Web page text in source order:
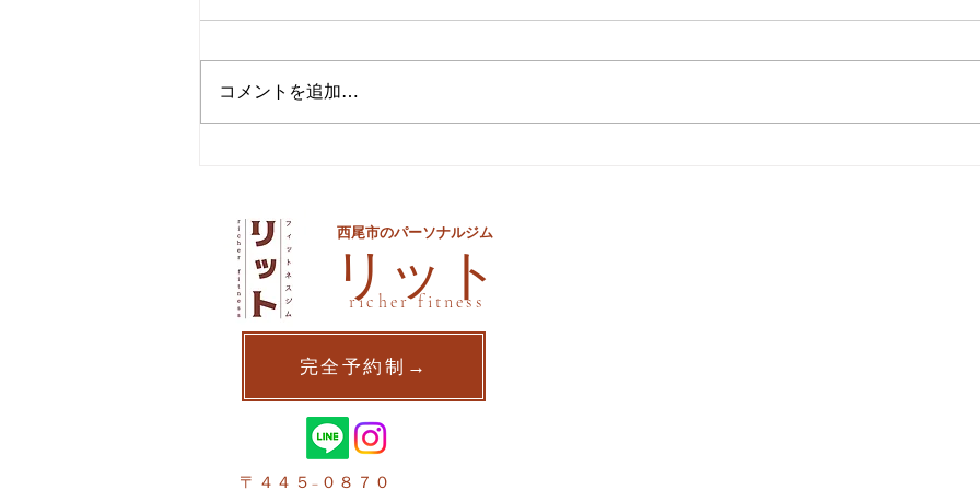
38キロのダイエットに成功した
コメントを追加…
​リット
西尾市のパーソナルジム
richer fitness
〒４４５−０８７０
完全予約制→